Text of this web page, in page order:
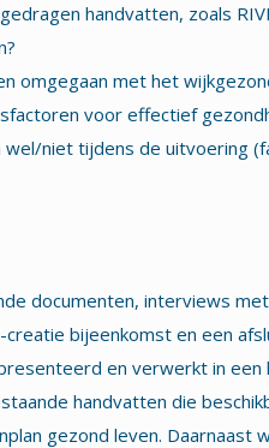
handvatten, zoals
omgegaan met het
voor effectief
niet tijdens de uitvoering
documenten, interviews
bijeenkomst en een
en verwerkt in een
handvatten die
gezond leven. Daarnaast